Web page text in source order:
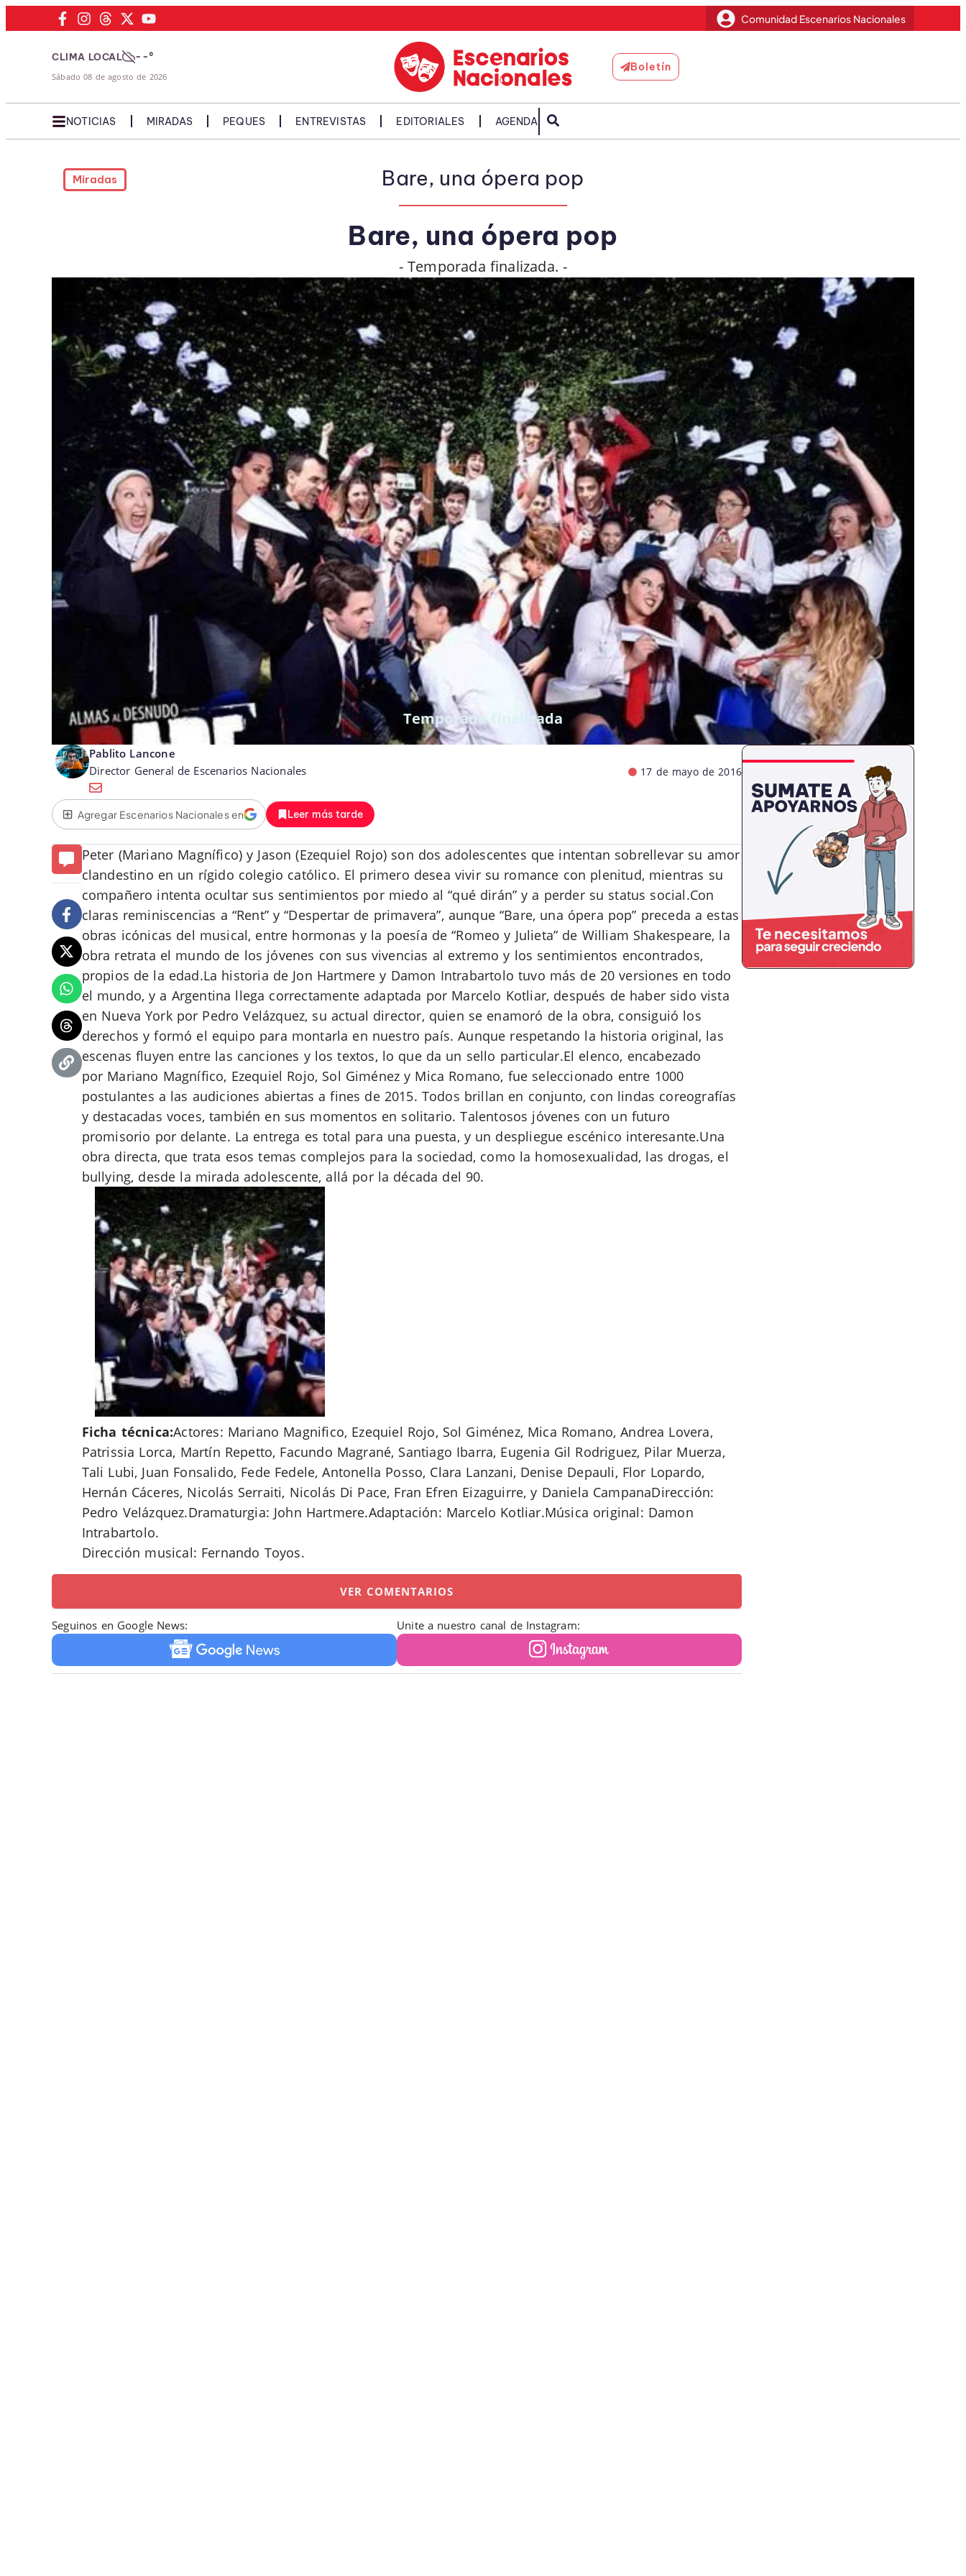
Comunidad Escenarios Nacionales
CLIMA LOCAL --°
Sábado 08 de agosto de 2026
Boletín
NOTICIAS MIRADAS PEQUES ENTREVISTAS EDITORIALES AGENDA
Miradas Bare, una ópera pop
Bare, una ópera pop
- Temporada finalizada. -
Temporada finalizada
Pablito Lancone
Director General de Escenarios Nacionales
17 de mayo de 2016
Agregar Escenarios Nacionales en Leer más tarde
Peter (Mariano Magnífico) y Jason (Ezequiel Rojo) son dos adolescentes que intentan sobrellevar su amor
clandestino en un rígido colegio católico. El primero desea vivir su romance con plenitud, mientras su
compañero intenta ocultar sus sentimientos por miedo al “qué dirán” y a perder su status social.Con
claras reminiscencias a “Rent” y “Despertar de primavera”, aunque “Bare, una ópera pop” preceda a estas
obras icónicas del musical, entre hormonas y la poesía de “Romeo y Julieta” de William Shakespeare, la
obra retrata el mundo de los jóvenes con sus vivencias al extremo y los sentimientos encontrados,
propios de la edad.La historia de Jon Hartmere y Damon Intrabartolo tuvo más de 20 versiones en todo
el mundo, y a Argentina llega correctamente adaptada por Marcelo Kotliar, después de haber sido vista
en Nueva York por Pedro Velázquez, su actual director, quien se enamoró de la obra, consiguió los
derechos y formó el equipo para montarla en nuestro país. Aunque respetando la historia original, las
escenas fluyen entre las canciones y los textos, lo que da un sello particular.El elenco, encabezado
por Mariano Magnífico, Ezequiel Rojo, Sol Giménez y Mica Romano, fue seleccionado entre 1000
postulantes a las audiciones abiertas a fines de 2015. Todos brillan en conjunto, con lindas coreografías
y destacadas voces, también en sus momentos en solitario. Talentosos jóvenes con un futuro
promisorio por delante. La entrega es total para una puesta, y un despliegue escénico interesante.Una
obra directa, que trata esos temas complejos para la sociedad, como la homosexualidad, las drogas, el
bullying, desde la mirada adolescente, allá por la década del 90.
Ficha técnica:Actores: Mariano Magnifico, Ezequiel Rojo, Sol Giménez, Mica Romano, Andrea Lovera,
Patrissia Lorca, Martín Repetto, Facundo Magrané, Santiago Ibarra, Eugenia Gil Rodriguez, Pilar Muerza,
Tali Lubi, Juan Fonsalido, Fede Fedele, Antonella Posso, Clara Lanzani, Denise Depauli, Flor Lopardo,
Hernán Cáceres, Nicolás Serraiti, Nicolás Di Pace, Fran Efren Eizaguirre, y Daniela CampanaDirección:
Pedro Velázquez.Dramaturgia: John Hartmere.Adaptación: Marcelo Kotliar.Música original: Damon
Intrabartolo.
Dirección musical: Fernando Toyos.
VER COMENTARIOS
Seguinos en Google News: Unite a nuestro canal de Instagram: